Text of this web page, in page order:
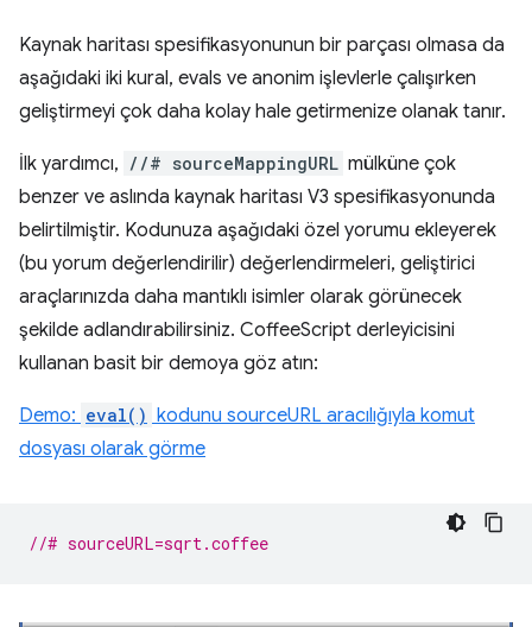
Kaynak haritası spesifikasyonunun bir parçası olmasa da
aşağıdaki iki kural, evals ve anonim işlevlerle çalışırken
geliştirmeyi çok daha kolay hale getirmenize olanak tanır.
İlk yardımcı, //# sourceMappingURL mülküne çok
benzer ve aslında kaynak haritası V3 spesifikasyonunda
belirtilmiştir. Kodunuza aşağıdaki özel yorumu ekleyerek
(bu yorum değerlendirilir) değerlendirmeleri, geliştirici
araçlarınızda daha mantıklı isimler olarak görünecek
şekilde adlandırabilirsiniz. CoffeeScript derleyicisini
kullanan basit bir demoya göz atın:
Demo: eval() kodunu sourceURL aracılığıyla komut
dosyası olarak görme
//# sourceURL=sqrt.coffee